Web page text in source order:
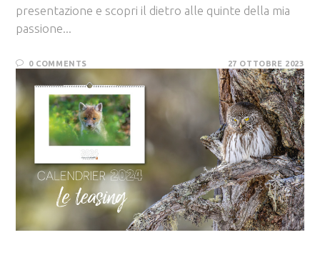
presentazione e scopri il dietro alle quinte della mia
passione...
0 COMMENTS 27 OTTOBRE 2023